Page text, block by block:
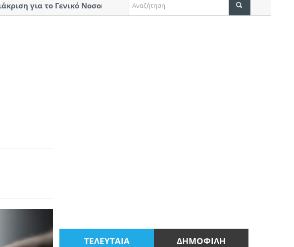
για το Γενικό Νοσοκομείο
Αυγουστιάτικο ξεφάντωμα στους
Δεκαπενταύγουστο
ΤΕΛΕΥΤΑΙΑ ΔΗΜΟΦΙΛΗ